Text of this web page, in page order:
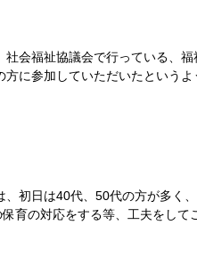
会福祉協議会で行っている、福
に参加していただいたというよ
初日は40代、50代の方が多く
育の対応をする等、工夫をして